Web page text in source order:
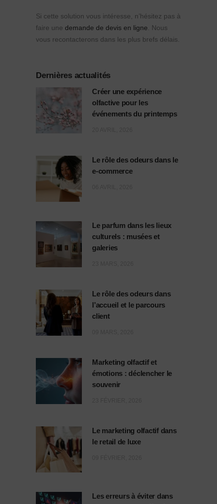
Si cette solution vous intéresse, n’hésitez pas à
faire une demande de devis en ligne. Nous
vous recontacterons dans les plus brefs délais.
Dernières actualités
Créer une expérience
olfactive pour les
événements du printemps
Le rôle des odeurs dans le
e-commerce
Le parfum dans les lieux
culturels : musées et
galeries
Le rôle des odeurs dans
l’accueil et le parcours
client
Marketing olfactif et
émotions : déclencher le
souvenir
Le marketing olfactif dans
le retail de luxe
Les erreurs à éviter dans